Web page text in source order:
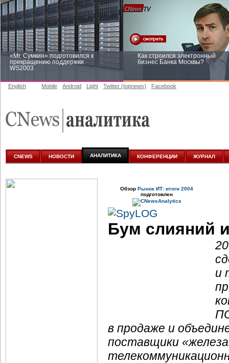
«Mr. Сумкин» подготовился к
прекращению поддержки
WS2003
Как строился электронный
бизнес Банка Москвы?
аналитике
English Mobile Android Light Twitter (topnews) Facebook
CNEWS НОВОСТИ АНАЛИТИКА КОНФЕРЕНЦИИ ЖУРНАЛ
Обзор Рынок ИТ: итоги 2004
подготовлен
Бум слияний
и
в продаже и
поставщики